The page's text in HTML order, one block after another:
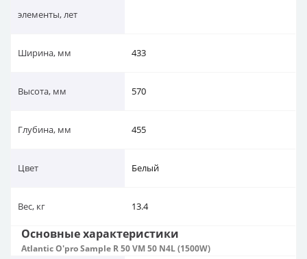
элементы, лет
Ширина, мм 433
Высота, мм 570
Глубина, мм 455
Цвет Белый
Вес, кг 13.4
Основные характеристики
Atlantic O'pro Sample R 50 VM 50 N4L (1500W)